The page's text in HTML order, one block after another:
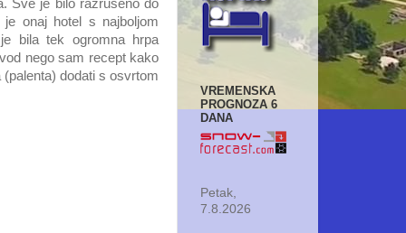
Sve je bilo razrušeno do
onaj hotel s najboljom
bila tek ogromna hrpa
nego sam recept kako
dodati s osvrtom
VREMENSKA
PROGNOZA 6
DANA
Petak,
7.8.2026